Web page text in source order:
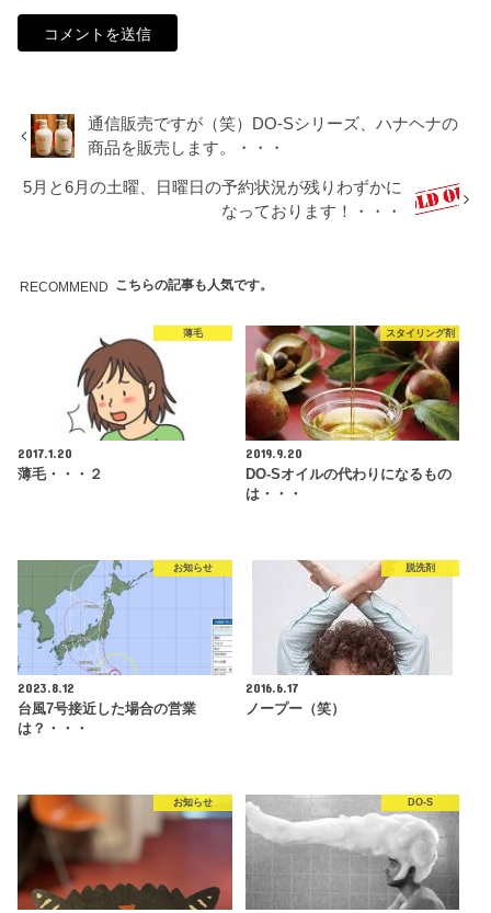
通信販売ですが（笑）DO-Sシリーズ、ハナヘナの
商品を販売します。・・・
5月と6月の土曜、日曜日の予約状況が残りわずかに
なっております！・・・
RECOMMEND こちらの記事も人気です。
薄毛
2017.1.20
薄毛・・・２
スタイリング剤
2019.9.20
DO-Sオイルの代わりになるもの
は・・・
お知らせ
2023.8.12
台風7号接近した場合の営業
は？・・・
脱洗剤
2016.6.17
ノープー（笑）
お知らせ DO-S